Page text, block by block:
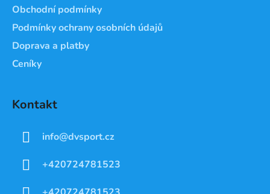
Obchodní podmínky
Podmínky ochrany osobních údajů
Doprava a platby
Ceníky
Kontakt
info@dvsport.cz
+420724781523